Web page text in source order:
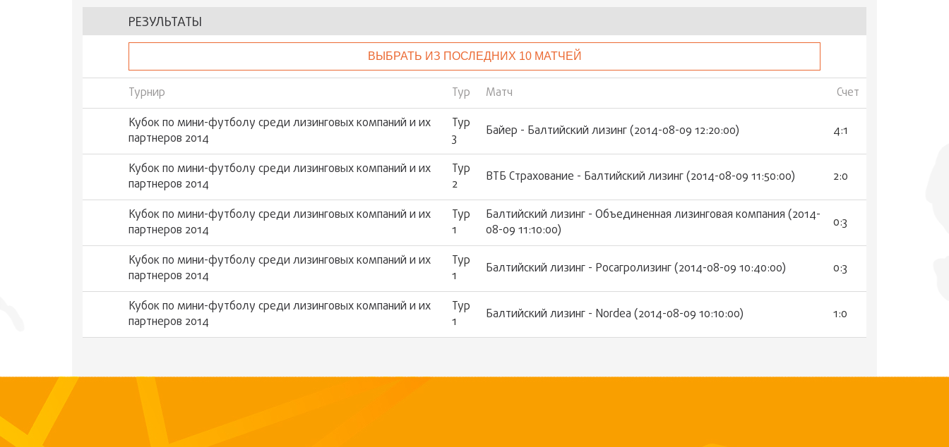
РЕЗУЛЬТАТЫ
ВЫБРАТЬ ИЗ ПОСЛЕДНИХ 10 МАТЧЕЙ
Турнир Тур Матч
Счет
Кубок по мини-футболу среди лизинговых компаний и их
партнеров 2014
Тур
3
Байер - Балтийский лизинг (2014-08-09 12:20:00) 4:1
Кубок по мини-футболу среди лизинговых компаний и их
партнеров 2014
Тур
2
ВТБ Страхование - Балтийский лизинг (2014-08-09 11:50:00) 2:0
Кубок по мини-футболу среди лизинговых компаний и их
партнеров 2014
Тур
1
Балтийский лизинг - Объединенная лизинговая компания (2014-
08-09 11:10:00)
0:3
Кубок по мини-футболу среди лизинговых компаний и их
партнеров 2014
Тур
1
Балтийский лизинг - Росагролизинг (2014-08-09 10:40:00) 0:3
Кубок по мини-футболу среди лизинговых компаний и их
партнеров 2014
Тур
1
Балтийский лизинг - Nordea (2014-08-09 10:10:00) 1:0